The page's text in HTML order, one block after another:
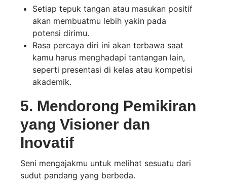
Setiap tepuk tangan atau masukan positif
akan membuatmu lebih yakin pada
potensi dirimu.
Rasa percaya diri ini akan terbawa saat
kamu harus menghadapi tantangan lain,
seperti presentasi di kelas atau kompetisi
akademik.
5. Mendorong Pemikiran
yang Visioner dan
Inovatif
Seni mengajakmu untuk melihat sesuatu dari
sudut pandang yang berbeda.